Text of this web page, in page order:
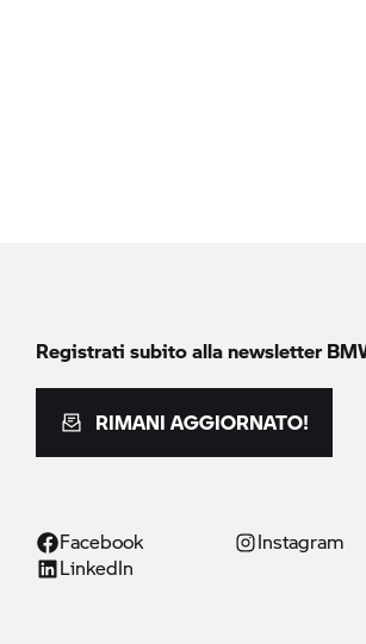
Registrati subito alla newsletter
RIMANI AGGIORNATO!
Facebook Instagram
LinkedIn